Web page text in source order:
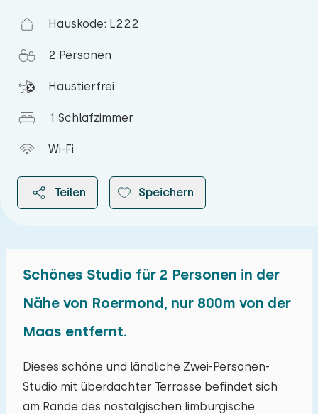
Hauskode: L222
2 Personen
Haustierfrei
1 Schlafzimmer
Wi-Fi
Teilen Speichern
Schönes Studio für 2 Personen in der
Nähe von Roermond, nur 800m von der
Maas entfernt.
Dieses schöne und ländliche Zwei-Personen-
Studio mit überdachter Terrasse befindet sich
am Rande des nostalgischen limburgische
August 2026
Mo Di Mi Do Fr Sa So
27 28 29 30 31 01 02